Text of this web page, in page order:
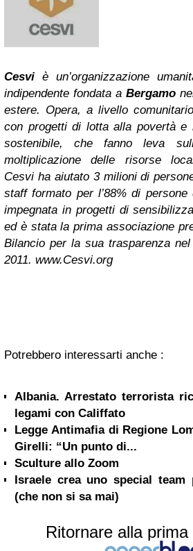
Cesvi è un’organizzazione
indipendente fondata aBergamo
estere. Opera, a livello
con progetti di lotta alla povertà e
sostenibile, che fanno leva
moltiplicazione delle risorse
Cesvi ha aiutato 3 milioni di
staff formato per l’88% di
impegnata in progetti di
ed è stata la prima associazione
Bilancio per la sua trasparenza
2011. www.Cesvi.org
Potrebbero interessarti anche :
Albania. Arrestato terrorista
legami con Califfato
Legge Antimafia di Regione
Girelli: “Un punto di...
Sculture allo Zoom
Israele crea uno special team
(che non si sa mai)
Ritornare alla prima